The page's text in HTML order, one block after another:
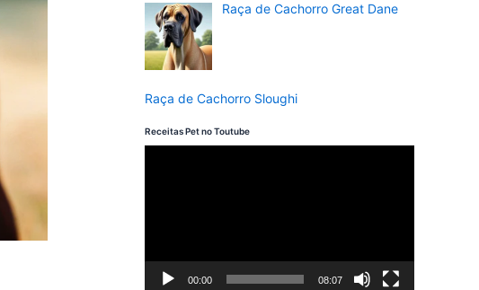
Raça de Cachorro Great Dane
Raça de Cachorro Sloughi
Receitas Pet no Toutube
00:00 08:07